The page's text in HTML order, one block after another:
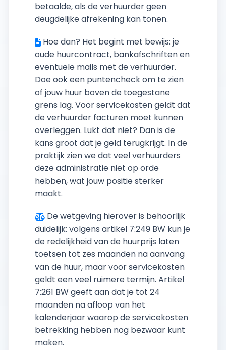
betaalde, als de verhuurder geen
deugdelijke afrekening kan tonen.
Hoe dan? Het begint met bewijs: je
oude huurcontract, bankafschriften en
eventuele mails met de verhuurder.
Doe ook een puntencheck om te zien
of jouw huur boven de toegestane
grens lag. Voor servicekosten geldt dat
de verhuurder facturen moet kunnen
overleggen. Lukt dat niet? Dan is de
kans groot dat je geld terugkrijgt. In de
praktijk zien we dat veel verhuurders
deze administratie niet op orde
hebben, wat jouw positie sterker
maakt.
De wetgeving hierover is behoorlijk
duidelijk: volgens artikel 7:249 BW kun je
de redelijkheid van de huurprijs laten
toetsen tot zes maanden na aanvang
van de huur, maar voor servicekosten
geldt een veel ruimere termijn. Artikel
7:261 BW geeft aan dat je tot 24
maanden na afloop van het
kalenderjaar waarop de servicekosten
betrekking hebben nog bezwaar kunt
maken.